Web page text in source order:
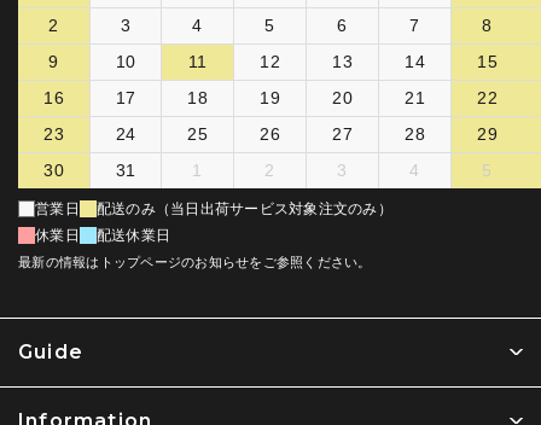
Guide
Information
2
3 4 5 6 7
8
9
10 11 12 13 14
15
16
17 18 19 20 21
22
23
24 25 26 27 28
29
30
31 1 2 3 4 5
営業日
配送のみ（当日出荷サービス対象注文のみ）
休業日
配送休業日
最新の情報はトップページのお知らせをご参照ください。